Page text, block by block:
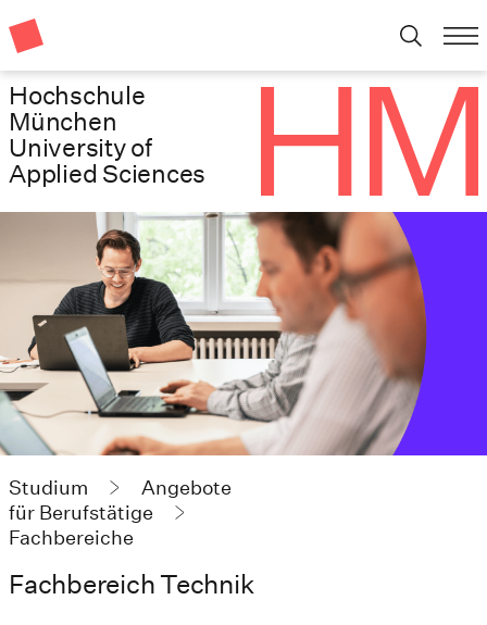
Hochschule
München
University of
Applied Sciences
Studium
Angebote
für Berufstätige
Fachbereiche
Fachbereich Technik